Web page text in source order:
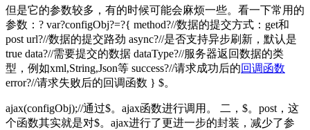
但是它的参数较多，有的时候可能会麻烦一些。看一下常用的
参数：? var?configObj?=?{ method?//数据的提交方式：get和
post url?//数据的提交路劲 async?//是否支持异步刷新，默认是
true data?//需要提交的数据 dataType?//服务器返回数据的类
型，例如xml,String,Json等 success?//请求成功后的回调函数
error?//请求失败后的回调函数 } $。
ajax(configObj);//通过$。ajax函数进行调用。 二，$。post，这
个函数其实就是对$。ajax进行了更进一步的封装，减少了参